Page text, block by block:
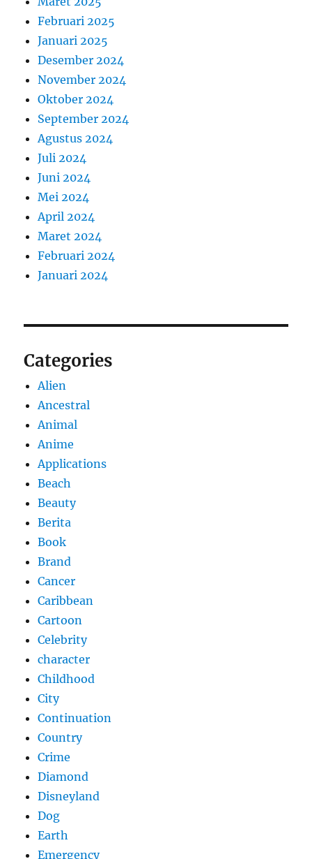
Februari 2025
Januari 2025
Desember 2024
November 2024
Oktober 2024
September 2024
Agustus 2024
Juli 2024
Juni 2024
Mei 2024
April 2024
Maret 2024
Februari 2024
Januari 2024
Categories
Alien
Ancestral
Animal
Anime
Applications
Beach
Beauty
Berita
Book
Brand
Cancer
Caribbean
Cartoon
Celebrity
character
Childhood
City
Continuation
Country
Crime
Diamond
Disneyland
Dog
Earth
Emergency